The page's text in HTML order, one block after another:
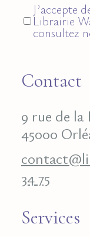
J’accepte
Librairie
consultez
Contact
9 rue de
45000
34 75
Services